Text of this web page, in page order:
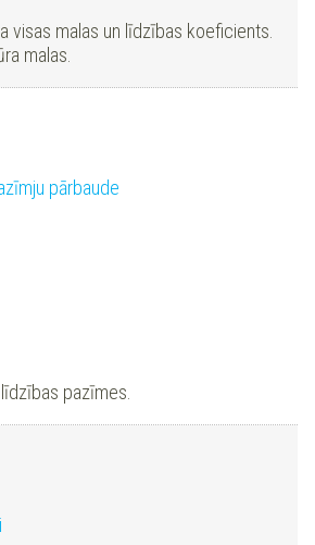
visas malas un līdzības koeficients.
malas.
pārbaude
pazīmes.